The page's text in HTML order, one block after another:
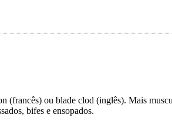
(francês) ou blade clod (inglês). Mais
bifes e ensopados.